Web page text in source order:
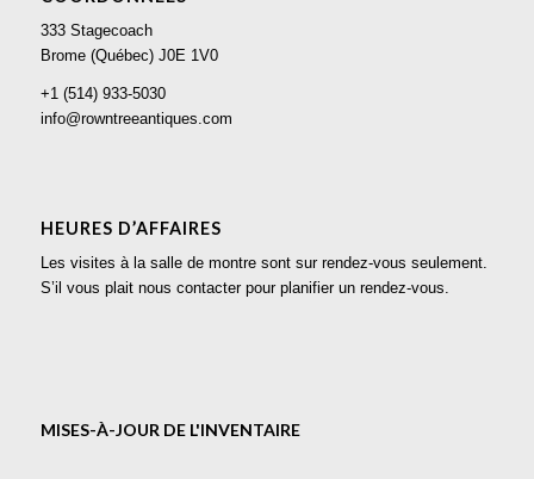
333 Stagecoach
Brome (Québec) J0E 1V0
+1 (514) 933-5030
info@rowntreeantiques.com
HEURES D’AFFAIRES
Les visites à la salle de montre sont sur rendez-vous seulement.
S’il vous plait nous contacter pour planifier un rendez-vous.